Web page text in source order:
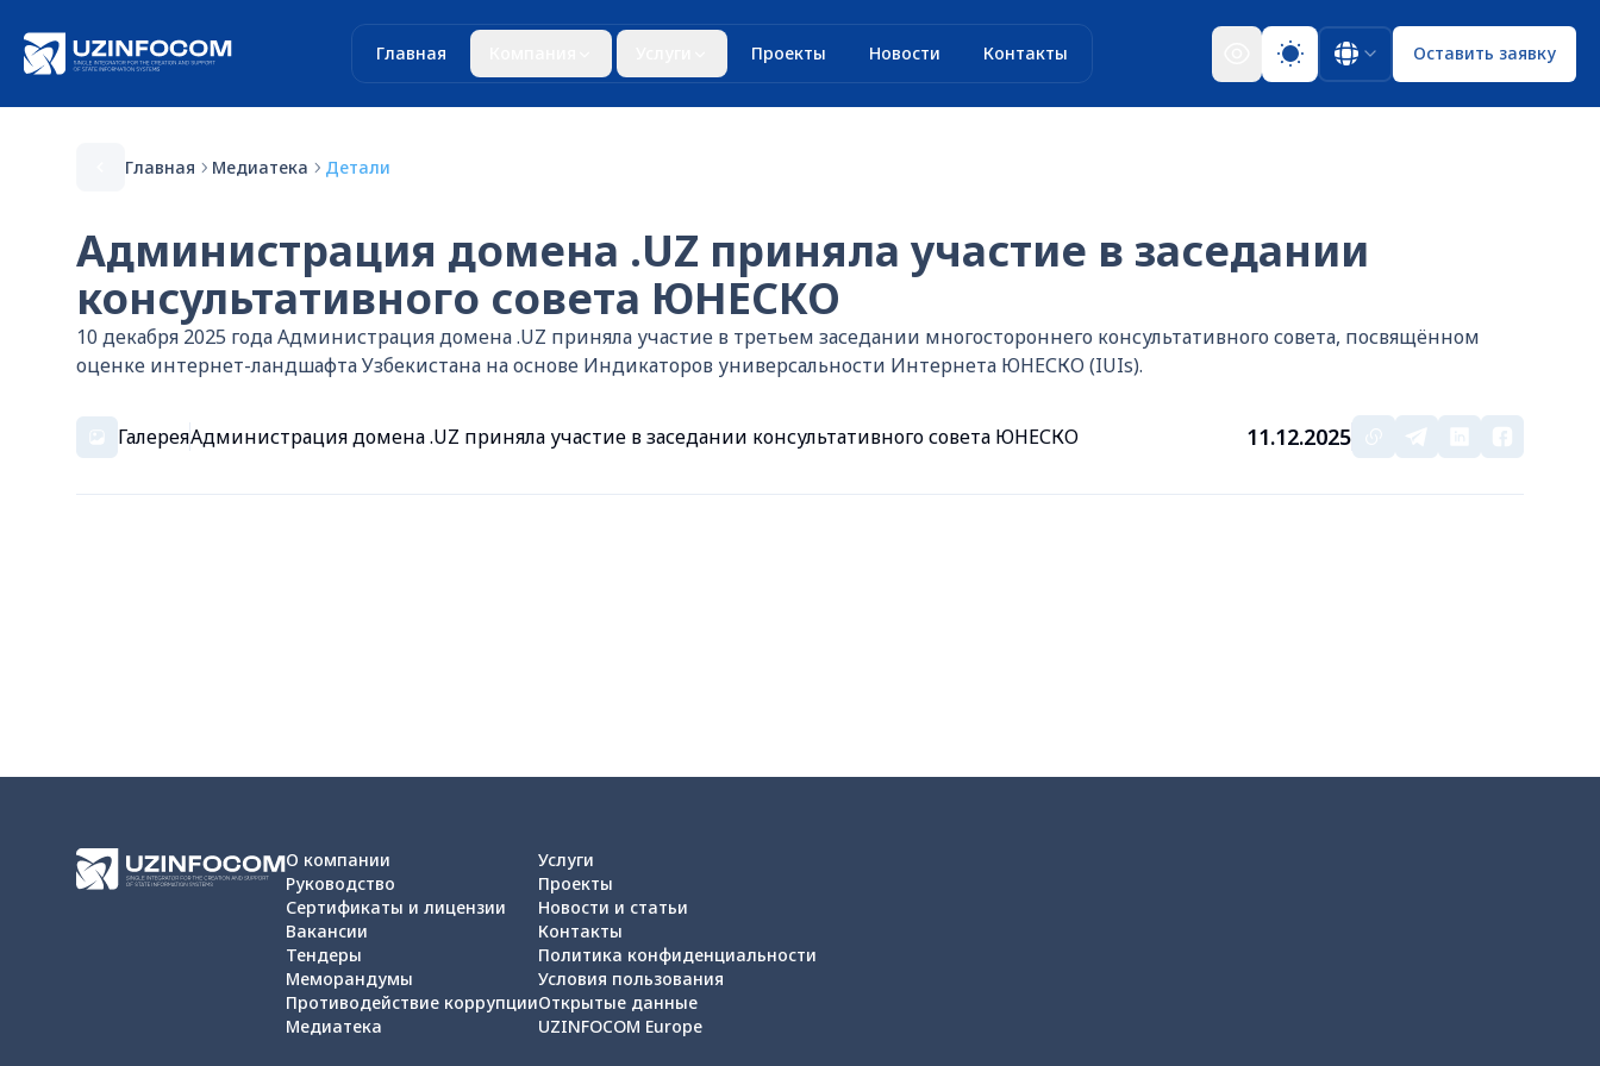
Главная Проекты Новости Контакты Оставить заявку
Главная Медиатека Детали
Администрация домена .UZ приняла участие в заседании
консультативного совета ЮНЕСКО
10 декабря 2025 года Администрация домена .UZ приняла участие в третьем заседании многостороннего консультативного совета, посвящённом
оценке интернет-ландшафта Узбекистана на основе Индикаторов универсальности Интернета ЮНЕСКО (IUIs).
ГалереяАдминистрация домена .UZ приняла участие в заседании консультативного совета ЮНЕСКО 11.12.2025
О компании
Руководство
Сертификаты и лицензии
Вакансии
Тендеры
Меморандумы
Противодействие коррупции
Медиатека
Услуги
Проекты
Новости и статьи
Контакты
Политика конфиденциальности
Условия пользования
Открытые данные
UZINFOCOM Europe